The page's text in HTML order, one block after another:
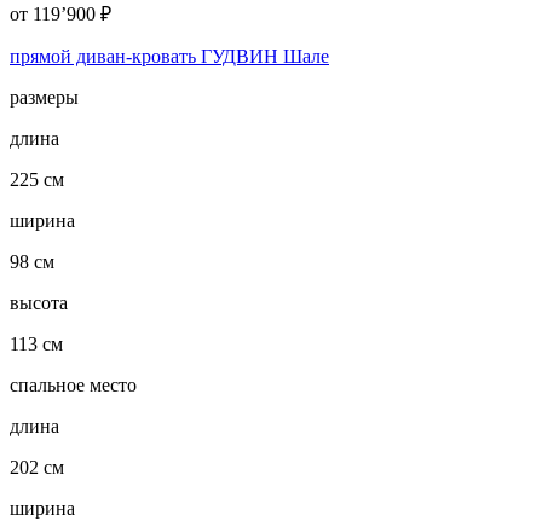
от 119’900 ₽
прямой диван-кровать ГУДВИН Шале
размеры
длина
225 см
ширина
98 см
высота
113 см
спальное место
длина
202 см
ширина